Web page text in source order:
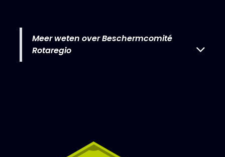
Meer weten over Beschermcomité
Rotaregio